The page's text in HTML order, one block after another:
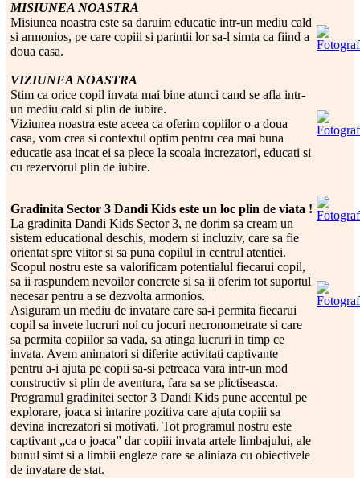
MISIUNEA NOASTRA
Misiunea noastra este sa daruim educatie intr-un mediu cald
si armonios, pe care copiii si parintii lor sa-l simta ca fiind a
doua casa.
VIZIUNEA NOASTRA
Stim ca orice copil invata mai bine atunci cand se afla intr-
un mediu cald si plin de iubire.
Viziunea noastra este aceea ca oferim copiilor o a doua
casa, vom crea si contextul optim pentru cea mai buna
educatie asa incat ei sa plece la scoala increzatori, educati si
cu rezervorul plin de iubire.
Gradinita Sector 3 Dandi Kids este un loc plin de viata !
La gradinita Dandi Kids Sector 3, ne dorim sa cream un
sistem educational deschis, modern si incluziv, care sa fie
orientat spre viitor si sa puna copilul in centrul atentiei.
Scopul nostru este sa valorificam potentialul fiecarui copil,
sa ii raspundem nevoilor concrete si sa ii oferim tot suportul
necesar pentru a se dezvolta armonios.
Asiguram un mediu de invatare care sa-i permita fiecarui
copil sa invete lucruri noi cu jocuri necronometrate si care
sa permita copiilor sa vada, sa atinga lucruri in timp ce
invata. Avem animatori si diferite activitati captivante
pentru a-i ajuta pe copii sa-si petreaca vara intr-un mod
constructiv si plin de aventura, fara sa se plictiseasca.
Programul gradinitei sector 3 Dandi Kids pune accentul pe
explorare, joaca si intarire pozitiva care ajuta copiii sa
devina increzatori si motivati. Tot programul nostru este
captivant „ca o joaca” dar copiii invata artele limbajului, ale
bunul simt si a limbii engleze care se aliniaza cu obiectivele
de invatare de stat.